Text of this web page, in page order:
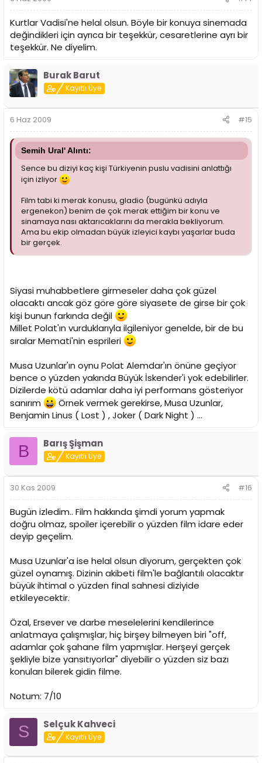
Kurtlar Vadisi'ne helal olsun. Böyle bir konuya sinemada
değindikleri için ayrıca bir teşekkür, cesaretlerine ayrı bir
teşekkür. Ne diyelim.
Burak Barut
Kayıtlı Üye
6 Haz 2009 #15
Semih Ural' Alıntı:
Sence bu diziyi kaç kişi Türkiyenin puslu vadisini anlattığı
için izliyor
Film tabi ki merak konusu, gladio (bugünkü adıyla
ergenekon) benim de çok merak ettiğim bir konu ve
sinamaya nası aktarıcaklarını da merakla bekliyorum.
Ama bu ekip olmadan büyük izleyici kaybı yaşarlar buda
bir gerçek.
Siyasi muhabbetlere girmeseler daha çok güzel
olacaktı ancak göz göre göre siyasete de girse bir çok
kişi bunun farkında değil
Millet Polat'ın vurduklarıyla ilgileniyor genelde, bir de bu
sıralar Memati'nin esprileri
Musa Uzunlar'ın oynu Polat Alemdar'ın önüne geçiyor
bence o yüzden yakında Büyük İskender'i yok edebilirler.
Dizilerde kötü adamlar daha iyi performans gösteriyor
sanırım
Örnek vermek gerekirse, Musa Uzunlar,
Benjamin Linus ( Lost ) , Joker ( Dark Night ) ...
B Barış Şişman
Kayıtlı Üye
30 Kas 2009 #16
Bugün izledim.. Film hakkında şimdi yorum yapmak
doğru olmaz, spoiler içerebilir o yüzden film idare eder
deyip geçelim.
Musa Uzunlar'a ise helal olsun diyorum, gerçekten çok
güzel oynamış. Dizinin akibeti film'le bağlantılı olacaktır
büyük ihtimal o yüzden final sahnesi diziyide
etkileyecektir.
Özal, Ersever ve darbe meselelerini kendilerince
anlatmaya çalışmışlar, hiç birşey bilmeyen biri "off,
adamlar çok şahane film yapmışlar. Herşeyi gerçek
şekliyle bize yansıtıyorlar" diyebilir o yüzden siz bazı
konuları bilerek gidin filme.
Notum: 7/10
S Selçuk Kahveci
Kayıtlı Üye